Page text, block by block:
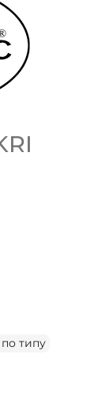
типу